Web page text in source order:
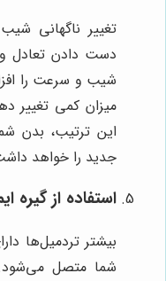
تغییر ناگهانی
دست دادن تعادل
شیب و سرعت را
میزان کمی تغییر
این ترتیب، بدن
جدید را خواهد
استفاده از گیره
بیشتر تردمیل‌ها
شما متصل